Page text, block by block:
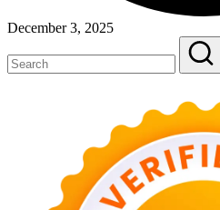
December 3, 2025